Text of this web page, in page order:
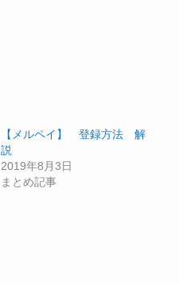
【メルペイ】 登録方法 解
説
2019年8月3日
まとめ記事